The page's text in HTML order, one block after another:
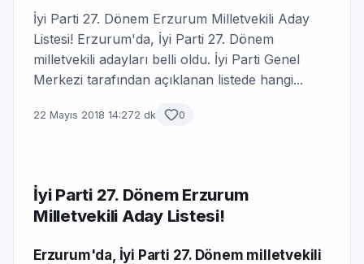
İyi Parti 27. Dönem Erzurum Milletvekili Aday
Listesi! Erzurum'da, İyi Parti 27. Dönem
milletvekili adayları belli oldu. İyi Parti Genel
Merkezi tarafından açıklanan listede hangi...
22 Mayıs 2018 14:272 dk 0
İyi Parti 27. Dönem Erzurum
Milletvekili Aday Listesi!
Erzurum'da, İyi Parti 27. Dönem milletvekili